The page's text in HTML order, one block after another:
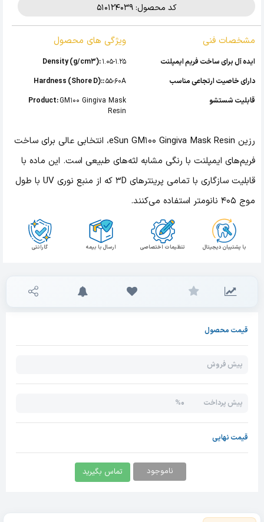
کد محصول: 510124039
مشخصات فنی
ایده آل برای ساخت فریم ایمپلنت
دارای خاصیت ارتجاعی مناسب
قابلیت شستشو
ویژگی های محصول
Density (g/cm3):1.05-1.25
Hardness (Shore D)::55-60A
Product:GM100 Gingiva Mask
Resin
رزین eSun GM100 Gingiva Mask Resin، انتخابی عالی برای ساخت
فریم‌های ایمپلنت با رنگی مشابه لثه‌های طبیعی است. این ماده با
قابلیت سازگاری با تمامی پرینترهای 3D که از منبع نوری UV با طول
موج 405 نانومتر استفاده می‌کنند.
گارانتی ارسال با بیمه تنظیمات اختصاصی با پشتیبان دیجیتال
قیمت محصول
پیش فروش
پیش پرداخت 0%
قیمت نهایی
ناموجود تماس بگیرید